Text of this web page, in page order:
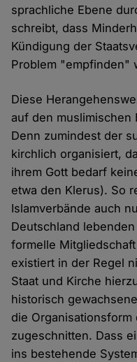
sprachliche Ebene
schreibt, dass
Kündigung der
Problem "empfinden"
Diese
auf den muslimischen
Denn zumindest der
kirchlich organisiert,
ihrem Gott bedarf
etwa den Klerus). So
Islamverbände auch
Deutschland
formelle
existiert in der Regel
Staat und Kirche
historisch
die
zugeschnitten. Dass
ins bestehende